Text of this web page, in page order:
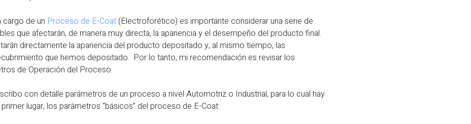
cargo de un Proceso de E-Coat (Electroforético) es importante considerar una serie de
que afectarán, de manera muy directa, la apariencia y el desempeño del producto final.
directamente la apariencia del producto depositado y, al mismo tiempo, las
que hemos depositado. Por lo tanto, mi recomendación es revisar los
de Operación del Proceso.
con detalle parámetros de un proceso a nivel Automotriz o Industrial, para lo cual hay
lugar, los parámetros “básicos” del proceso de E-Coat: